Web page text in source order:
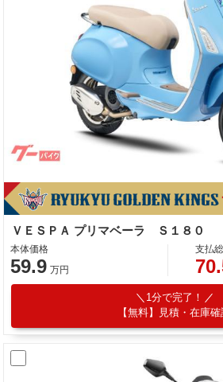
ＶＥＳＰＡ プリマベーラ Ｓ１８０
本体価格
59.9 万円
支払
1分で完了！
【無料】見積・在庫